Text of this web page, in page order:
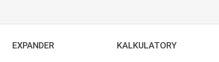
EXPANDER KALKULATORY